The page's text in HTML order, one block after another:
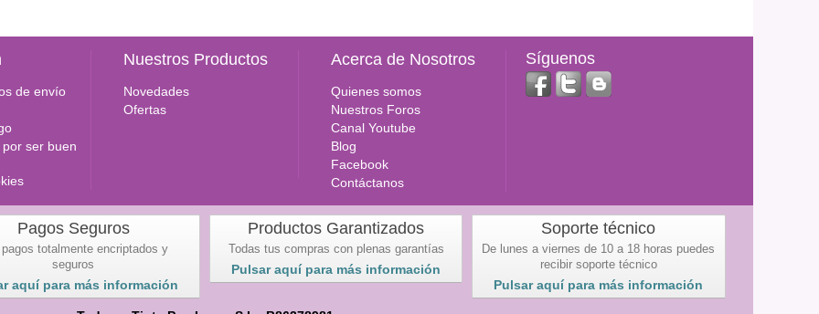
de envío
ser buen
Nuestros Productos
Novedades
Ofertas
Acerca de Nosotros
Quienes somos
Nuestros Foros
Canal Youtube
Blog
Facebook
Contáctanos
Síguenos
Pagos Seguros
totalmente encriptados y
seguros
aquí para más información
Productos Garantizados
Todas tus compras con plenas garantías
Pulsar aquí para más información
Soporte técnico
De lunes a viernes de 10 a 18 horas puedes
recibir soporte técnico
Pulsar aquí para más información